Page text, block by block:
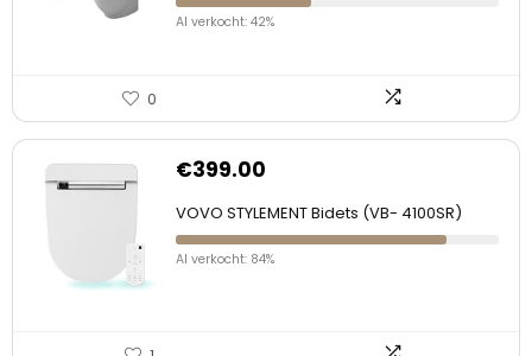
Al verkocht: 42%
0
€399.00
VOVO STYLEMENT Bidets (VB- 4100SR)
Al verkocht: 84%